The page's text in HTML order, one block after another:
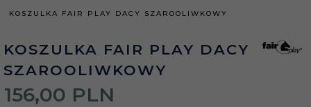
KOSZULKA FAIR PLAY DACY SZAROOLIWKOWY
KOSZULKA FAIR PLAY DACY
SZAROOLIWKOWY
156,00 PLN